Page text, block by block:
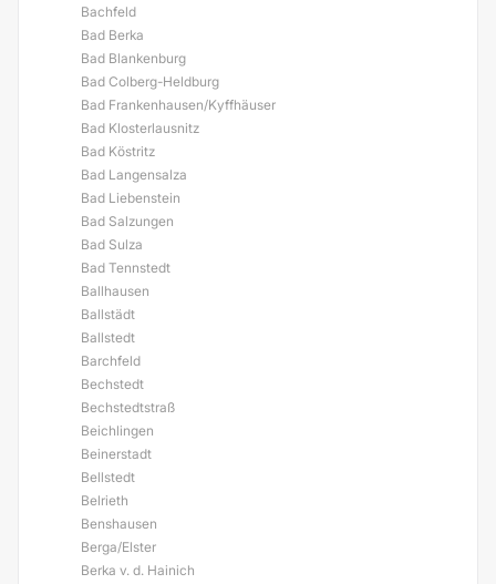
Bachfeld
Bad Berka
Bad Blankenburg
Bad Colberg-Heldburg
Bad Frankenhausen/Kyffhäuser
Bad Klosterlausnitz
Bad Köstritz
Bad Langensalza
Bad Liebenstein
Bad Salzungen
Bad Sulza
Bad Tennstedt
Ballhausen
Ballstädt
Ballstedt
Barchfeld
Bechstedt
Bechstedtstraß
Beichlingen
Beinerstadt
Bellstedt
Belrieth
Benshausen
Berga/Elster
Berka v. d. Hainich